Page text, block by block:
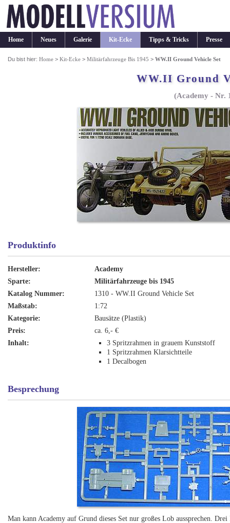
Home Neues Galerie Kit-Ecke Tipps & Tricks Presse
Du bist hier:Home >Kit-Ecke >Militärfahrzeuge Bis 1945 >WW.II Ground Vehicle Set
WW.II Ground
(Academy - Nr.
Produktinfo
Hersteller:
Academy
Sparte:
Militärfahrzeuge bis 1945
Katalog Nummer:
1310 - WW.II Ground Vehicle Set
Maßstab:
1:72
Kategorie:
Bausätze (Plastik)
Preis:
ca. 6,- €
Inhalt:
3 Spritzrahmen in grauem Kunststoff
1 Spritzrahmen Klarsichtteile
1 Decalbogen
Besprechung
Man kann Academy auf Grund dieses Set nur großes Lob aussprechen.